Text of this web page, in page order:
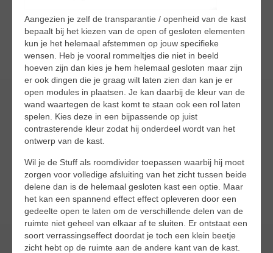
Aangezien je zelf de transparantie / openheid van de kast
bepaalt bij het kiezen van de open of gesloten elementen
kun je het helemaal afstemmen op jouw specifieke
wensen. Heb je vooral rommeltjes die niet in beeld
hoeven zijn dan kies je hem helemaal gesloten maar zijn
er ook dingen die je graag wilt laten zien dan kan je er
open modules in plaatsen. Je kan daarbij de kleur van de
wand waartegen de kast komt te staan ook een rol laten
spelen. Kies deze in een bijpassende op juist
contrasterende kleur zodat hij onderdeel wordt van het
ontwerp van de kast.
Wil je de Stuff als roomdivider toepassen waarbij hij moet
zorgen voor volledige afsluiting van het zicht tussen beide
delene dan is de helemaal gesloten kast een optie. Maar
het kan een spannend effect effect opleveren door een
gedeelte open te laten om de verschillende delen van de
ruimte niet geheel van elkaar af te sluiten. Er ontstaat een
soort verrassingseffect doordat je toch een klein beetje
zicht hebt op de ruimte aan de andere kant van de kast.